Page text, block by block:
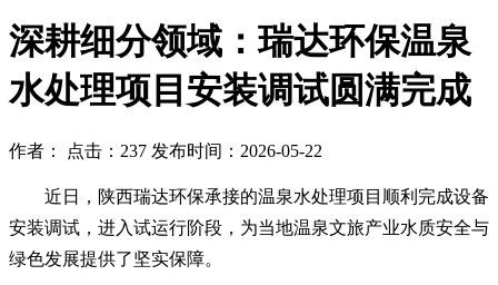
深耕细分领域：瑞达环保温泉
水处理项目安装调试圆满完成
作者： 点击：237 发布时间：2026-05-22
近日，陕西瑞达环保承接的温泉水处理项目顺利完成设备
安装调试，进入试运行阶段，为当地温泉文旅产业水质安全与
绿色发展提供了坚实保障。